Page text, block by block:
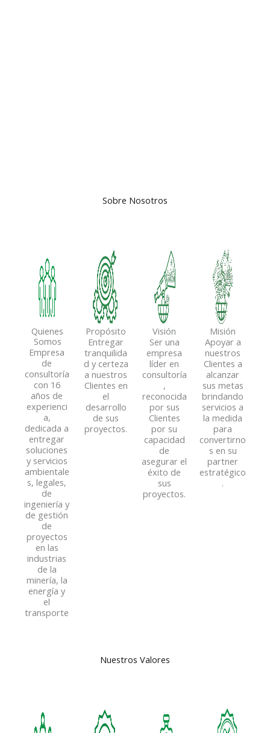
Sobre Nosotros
Quienes
Somos
Empresa
de
consultoría
con 16
años de
experienci
a,
dedicada a
entregar
soluciones
y servicios
ambientale
s, legales,
de
ingeniería y
de gestión
de
proyectos
en las
industrias
de la
minería, la
energía y
el
transporte
Propósito
Entregar
tranquilida
d y certeza
a nuestros
Clientes en
el
desarrollo
de sus
proyectos.
Visión
Ser una
empresa
líder en
consultoría
,
reconocida
por sus
Clientes
por su
capacidad
de
asegurar el
éxito de
sus
proyectos.
Misión
Apoyar a
nuestros
Clientes a
alcanzar
sus metas
brindando
servicios a
la medida
para
convertirno
s en su
partner
estratégico
.
Nuestros Valores